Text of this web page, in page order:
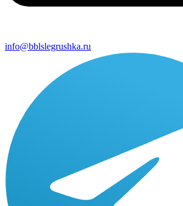
info@bblslegrushka.ru